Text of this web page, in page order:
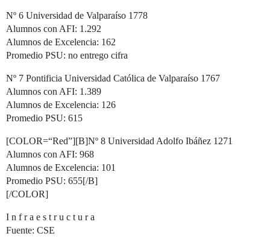
Nº 6 Universidad de Valparaíso 1778
Alumnos con AFI: 1.292
Alumnos de Excelencia: 162
Promedio PSU: no entrego cifra
Nº 7 Pontificia Universidad Católica de Valparaíso 1767
Alumnos con AFI: 1.389
Alumnos de Excelencia: 126
Promedio PSU: 615
[COLOR=“Red”][B]Nº 8 Universidad Adolfo Ibáñez 1271
Alumnos con AFI: 968
Alumnos de Excelencia: 101
Promedio PSU: 655[/B]
[/COLOR]
I n f r a e s t r u c t u r a
Fuente: CSE